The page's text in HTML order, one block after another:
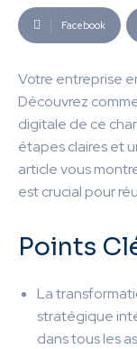
Facebook
Votre entreprise
Découvrez
digitale de ce
étapes claires et
article vous
est crucial pour
Points
La
stratégique
dans tous les